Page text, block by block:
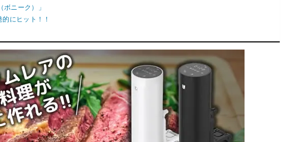
ニーク）」
にヒット！！